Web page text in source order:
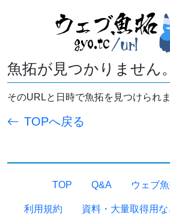
魚拓が見つかりません。
そのURLと日時で魚拓を見つけられ
TOPへ戻る
TOP Q&A ウェブ
利用規約 資料・大量取得用